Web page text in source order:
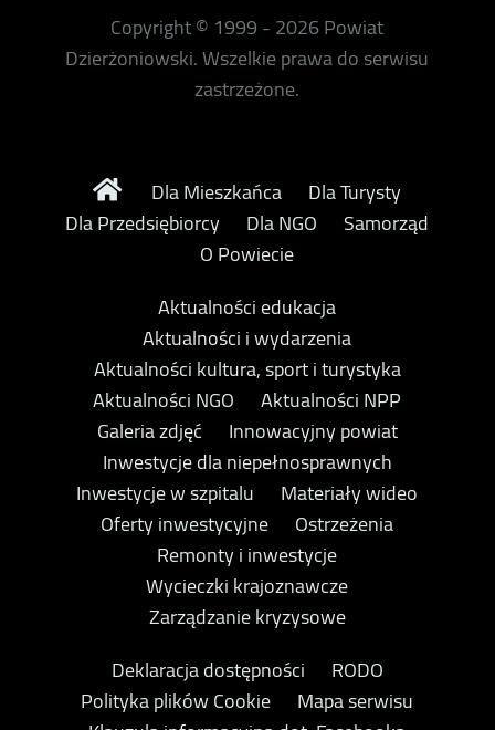
Copyright © 1999 - 2026 Powiat
Dzierżoniowski. Wszelkie prawa do serwisu
zastrzeżone.
Dla Mieszkańca
Dla Turysty
Dla Przedsiębiorcy
Dla NGO
Samorząd
O Powiecie
Aktualności edukacja
Aktualności i wydarzenia
Aktualności kultura, sport i turystyka
Aktualności NGO
Aktualności NPP
Galeria zdjęć
Innowacyjny powiat
Inwestycje dla niepełnosprawnych
Inwestycje w szpitalu
Materiały wideo
Oferty inwestycyjne
Ostrzeżenia
Remonty i inwestycje
Wycieczki krajoznawcze
Zarządzanie kryzysowe
Deklaracja dostępności
RODO
Polityka plików Cookie
Mapa serwisu